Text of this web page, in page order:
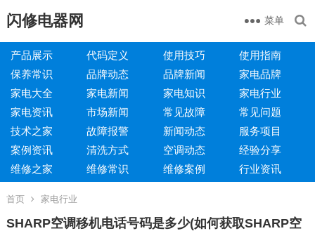
闪修电器网 菜单
产品展示 代码定义 使用技巧
使用指南
保养常识
品牌动态 品牌新闻
家电品牌
家电大全
家电新闻 家电知识
家电行业
家电资讯
市场新闻 常见故障
常见问题
技术之家
故障报警 新闻动态
服务项目
案例资讯
清洗方式 空调动态
经验分享
维修之家
维修常识 维修案例 行业资讯
首页 家电行业
SHARP空调移机电话号码是多少(如何获取SHARP空